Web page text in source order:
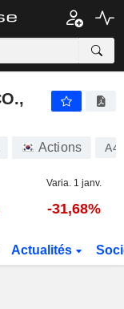
Actions
Varia. 1 janv.
-31,68%
Actualités